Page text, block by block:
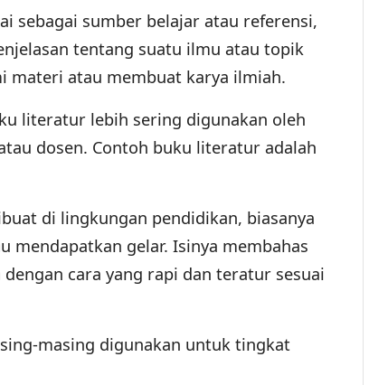
sebagai sumber belajar atau referensi,
tentang suatu ilmu atau topik
materi atau membuat karya ilmiah.
literatur lebih sering digunakan oleh
dosen. Contoh buku literatur adalah
di lingkungan pendidikan, biasanya
mendapatkan gelar. Isinya membahas
cara yang rapi dan teratur sesuai
masing digunakan untuk tingkat